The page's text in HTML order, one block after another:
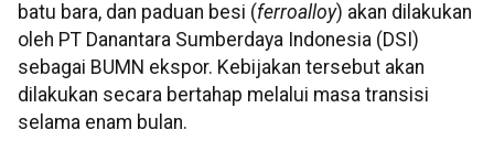
batu bara, dan paduan besi (ferroalloy) akan dilakukan
oleh PT Danantara Sumberdaya Indonesia (DSI)
sebagai BUMN ekspor. Kebijakan tersebut akan
dilakukan secara bertahap melalui masa transisi
selama enam bulan.